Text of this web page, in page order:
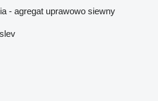
- agregat uprawowo siewny